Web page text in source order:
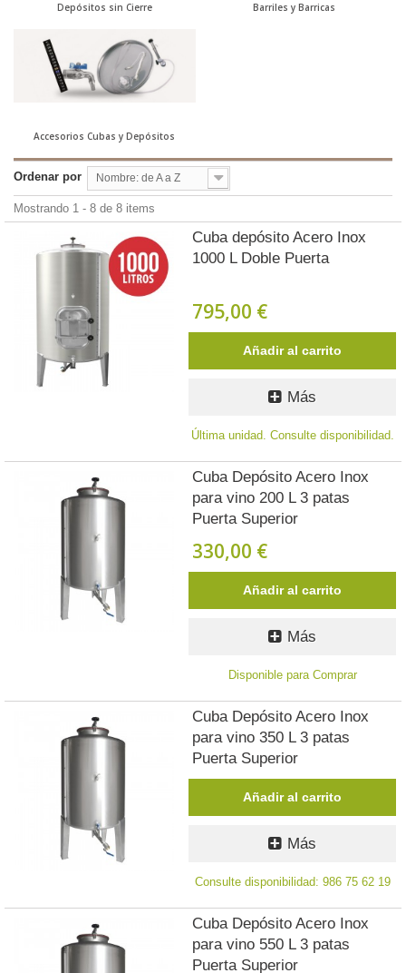
Depósitos sin Cierre Barriles y Barricas
Accesorios Cubas y Depósitos
Ordenar por Nombre: de A a Z
Mostrando 1 - 8 de 8 items
Cuba depósito Acero Inox
1000 L Doble Puerta
795,00 €
Añadir al carrito
Más
Última unidad. Consulte disponibilidad.
Cuba Depósito Acero Inox
para vino 200 L 3 patas
Puerta Superior
330,00 €
Añadir al carrito
Más
Disponible para Comprar
Cuba Depósito Acero Inox
para vino 350 L 3 patas
Puerta Superior
Añadir al carrito
Más
Consulte disponibilidad: 986 75 62 19
Cuba Depósito Acero Inox
para vino 550 L 3 patas
Puerta Superior